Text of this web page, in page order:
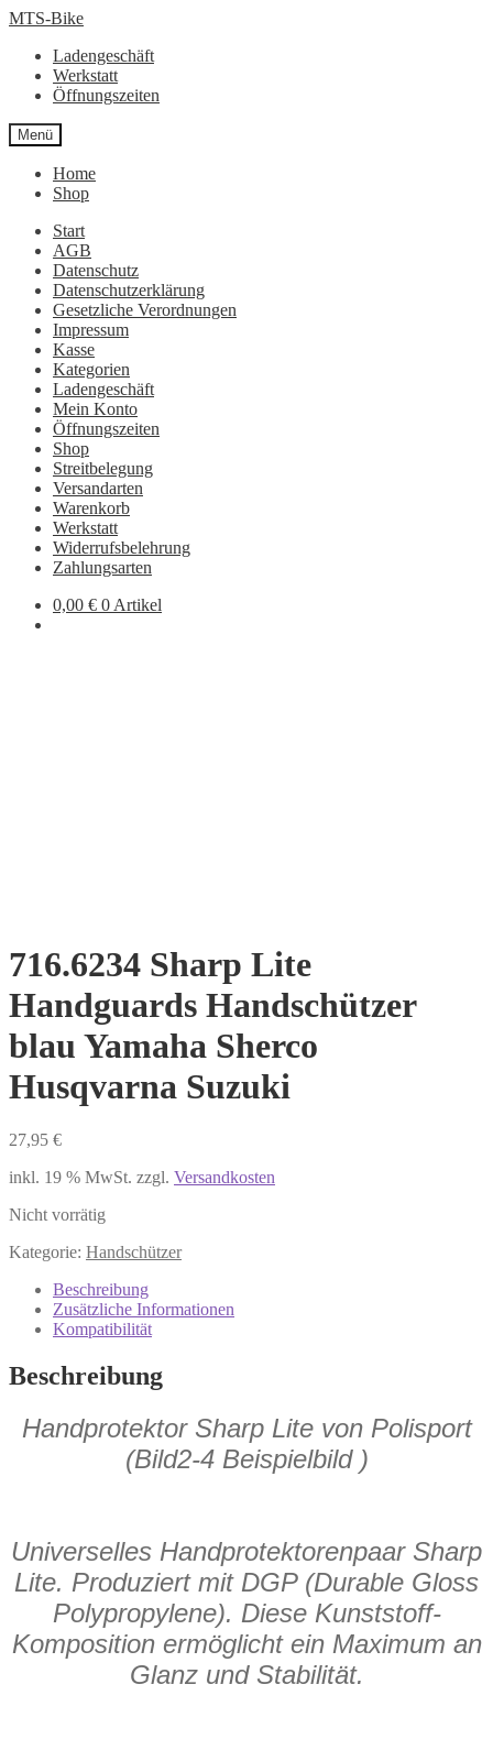
Zur
springen
Zum
springen
MTS-Bike
Ladengeschäft
Werkstatt
Öffnungszeiten
Menü
Home
Shop
Start
AGB
Datenschutz
Datenschutzerklärung
Gesetzliche Verordnungen
Impressum
Kasse
Kategorien
Ladengeschäft
Mein Konto
Öffnungszeiten
Shop
Streitbelegung
Versandarten
Warenkorb
Werkstatt
Widerrufsbelehrung
Zahlungsarten
0,00 € 0 Artikel
716.6234 Sharp Lite
Handguards Handschützer
blau Yamaha Sherco
Husqvarna Suzuki
27,95 €
inkl. 19 % MwSt. zzgl. Versandkosten
Nicht vorrätig
Kategorie: Handschützer
Beschreibung
Zusätzliche Informationen
Kompatibilität
Beschreibung
Handprotektor Sharp Lite von Polisport
(Bild2-4 Beispielbild )
Universelles Handprotektorenpaar Sharp
Lite. Produziert mit DGP (Durable Gloss
Polypropylene). Diese Kunststoff-
Komposition ermöglicht ein Maximum an
Glanz und Stabilität.